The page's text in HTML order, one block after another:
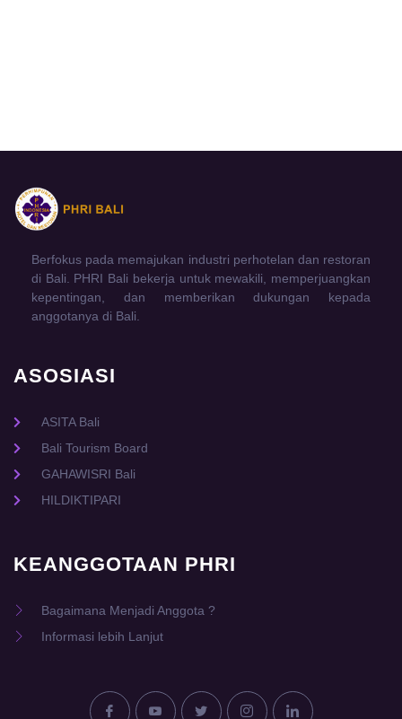
Berfokus pada memajukan industri perhotelan dan restoran
di Bali. PHRI Bali bekerja untuk mewakili, memperjuangkan
kepentingan, dan memberikan dukungan kepada
anggotanya di Bali.
ASOSIASI
ASITA Bali
Bali Tourism Board
GAHAWISRI Bali
HILDIKTIPARI
KEANGGOTAAN PHRI
Bagaimana Menjadi Anggota ?
Informasi lebih Lanjut